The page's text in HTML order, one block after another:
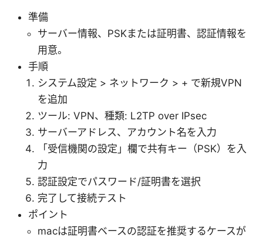
準備
サーバー情報、PSKまたは証明書、認証情報を
用意。
手順
システム設定 > ネットワーク > + で新規VPN
を追加
ツール: VPN、種類: L2TP over IPsec
サーバーアドレス、アカウント名を入力
「受信機関の設定」欄で共有キー（PSK）を入
力
認証設定でパスワード/証明書を選択
完了して接続テスト
ポイント
macは証明書ベースの認証を推奨するケースが